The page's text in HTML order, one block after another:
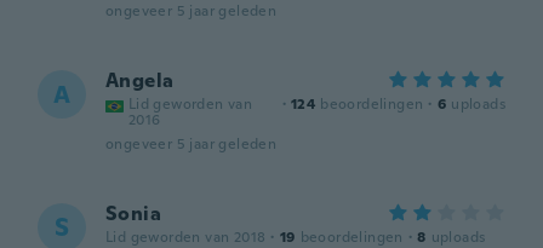
ongeveer 5 jaar geleden
A Angela
Lid geworden van
2016
· 124 beoordelingen · 6 uploads
ongeveer 5 jaar geleden
S Sonia
Lid geworden van 2018 · 19 beoordelingen · 8 uploads